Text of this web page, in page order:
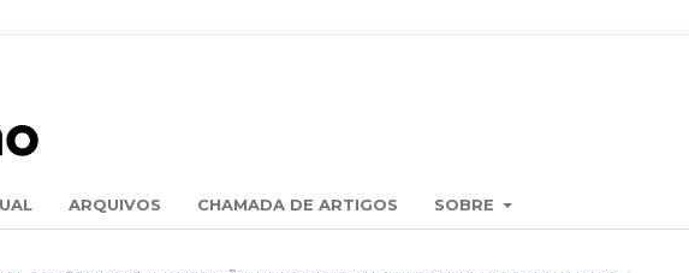
ARQUIVOS CHAMADA DE ARTIGOS SOBRE